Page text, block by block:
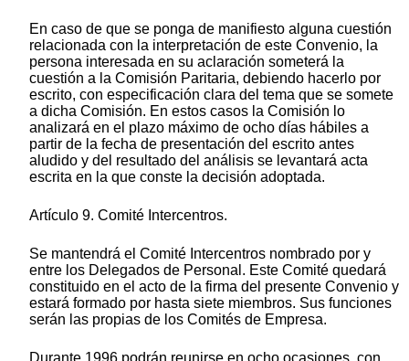
En caso de que se ponga de manifiesto alguna cuestión
relacionada con la interpretación de este Convenio, la
persona interesada en su aclaración someterá la
cuestión a la Comisión Paritaria, debiendo hacerlo por
escrito, con especificación clara del tema que se somete
a dicha Comisión. En estos casos la Comisión lo
analizará en el plazo máximo de ocho días hábiles a
partir de la fecha de presentación del escrito antes
aludido y del resultado del análisis se levantará acta
escrita en la que conste la decisión adoptada.
Artículo 9. Comité Intercentros.
Se mantendrá el Comité Intercentros nombrado por y
entre los Delegados de Personal. Este Comité quedará
constituido en el acto de la firma del presente Convenio y
estará formado por hasta siete miembros. Sus funciones
serán las propias de los Comités de Empresa.